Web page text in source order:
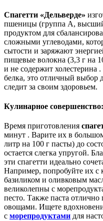
Спагетти «Дельверде»
пшеницы (группа А,
продуктом для
сложными углеводами,
сытости и заряжают
пищевые волокна (3,3 г на
и не содержит холестерина
белка, это отличный выбор
следит за своим здоровьем.
Кулинарное
Время приготовления
минут . Варите их в
литр на 100 г пасты) до
остается слегка упругой.
эти спагетти идеально
Например, попробуйте их с
базиликом и оливковым
великолепны с
песто. Также паста отлично
овощами. Ищете
с морепродуктами для